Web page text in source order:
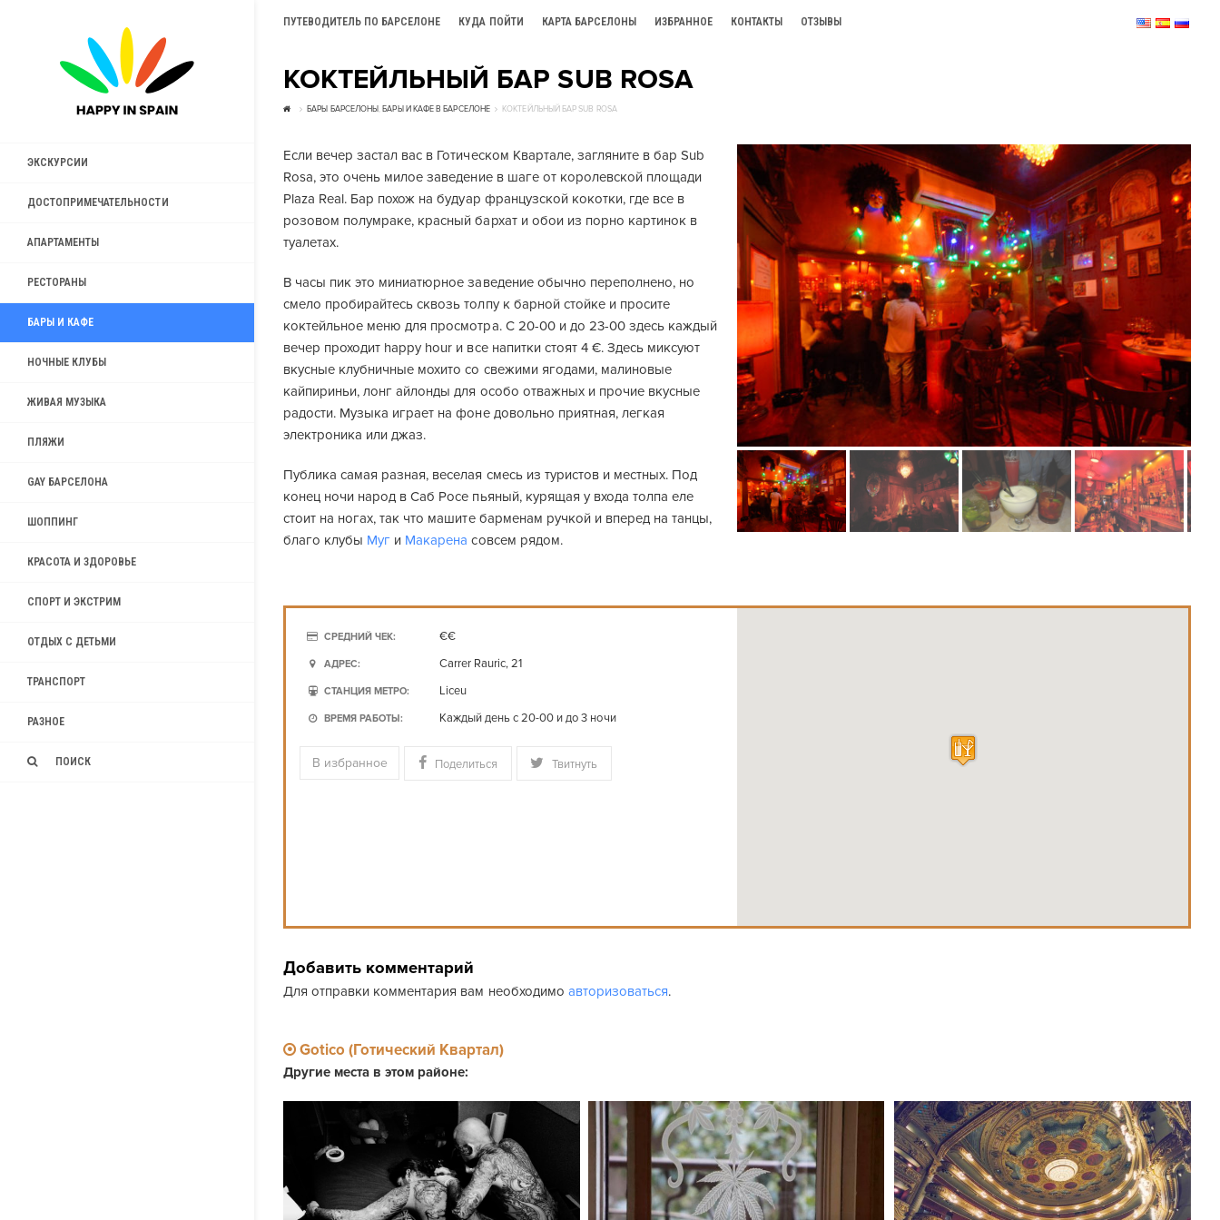
ПУТЕВОДИТЕЛЬ ПО БАРСЕЛОНЕ КУДА ПОЙТИ КАРТА БАРСЕЛОНЫ ИЗБРАННОЕ КОНТАКТЫ ОТЗЫВЫ
ЭКСКУРСИИ
ДОСТОПРИМЕЧАТЕЛЬНОСТИ
АПАРТАМЕНТЫ
РЕСТОРАНЫ
БАРЫ И КАФЕ
НОЧНЫЕ КЛУБЫ
ЖИВАЯ МУЗЫКА
ПЛЯЖИ
GAY БАРСЕЛОНА
ШОППИНГ
КРАСОТА И ЗДОРОВЬЕ
СПОРТ И ЭКСТРИМ
ОТДЫХ С ДЕТЬМИ
ТРАНСПОРТ
РАЗНОЕ
ПОИСК
КОКТЕЙЛЬНЫЙ БАР SUB ROSA
БАРЫ БАРСЕЛОНЫ , БАРЫ И КАФЕ В БАРСЕЛОНЕ КОКТЕЙЛЬНЫЙ БАР SUB ROSA
Если вечер застал вас в Готическом Квартале, загляните в бар Sub
Rosa, это очень милое заведение в шаге от королевской площади
Plaza Real. Бар похож на будуар французской кокотки, где все в
розовом полумраке, красный бархат и обои из порно картинок в
туалетах.
В часы пик это миниатюрное заведение обычно переполнено, но
смело пробирайтесь сквозь толпу к барной стойке и просите
коктейльное меню для просмотра. С 20-00 и до 23-00 здесь каждый
вечер проходит happy hour и все напитки стоят 4 €. Здесь миксуют
вкусные клубничные мохито со свежими ягодами, малиновые
кайпириньи, лонг айлонды для особо отважных и прочие вкусные
радости. Музыка играет на фоне довольно приятная, легкая
электроника или джаз.
Публика самая разная, веселая смесь из туристов и местных. Под
конец ночи народ в Саб Росе пьяный, курящая у входа толпа еле
стоит на ногах, так что машите барменам ручкой и вперед на танцы,
благо клубы Муг и Макарена совсем рядом.
СРЕДНИЙ ЧЕК: €€
АДРЕС: Carrer Rauric, 21
СТАНЦИЯ МЕТРО: Liceu
ВРЕМЯ РАБОТЫ: Каждый день с 20-00 и до 3 ночи
В избранное Поделиться Твитнуть
Добавить комментарий
Для отправки комментария вам необходимо авторизоваться.
Gotico (Готический Квартал)
Другие места в этом районе: